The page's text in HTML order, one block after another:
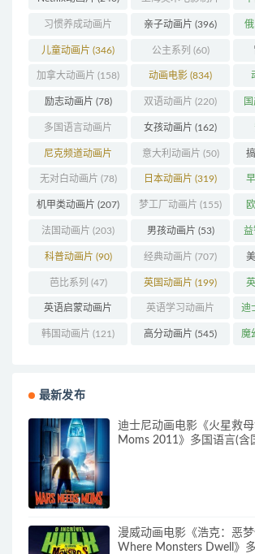
厂(126)
习惯养成动画片
(74)
亲子动画片 (396)
儿童动画片 (346) 公主系列 (60)
加拿大动画片 (158) 动画电影 (834)
励志动画片 (78) 双语动画片 (220)
多国语言动画片
(179)
女孩动画片 (162)
尼克频道动画片
(83)
意大利动画片 (50)
无对白动画片 (78) 日本动画片 (319)
机甲类动画片 (207) 梦工厂动画片 (155)
法国动画片 (203) 男孩动画片 (53) 益
科普动画片 (90) 经典动画片 (707)
芭比系列 (47) 英国动画片 (199)
英语启蒙动画片
(162)
英语学习动画片
(85)
迪
韩国动画片 (121) 高分动画片 (545) 魔
最新发布
迪士尼动画电影《火星救
Moms 2011》多国语言(含
漫威动画电影《浩克：恶
Where Monsters Dwell》